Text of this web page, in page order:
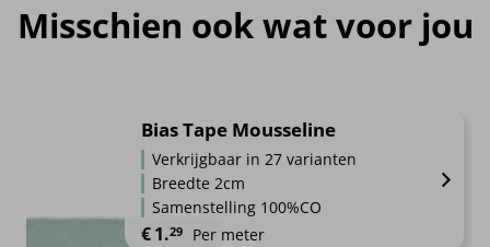
Misschien ook wat voor jou
Bias Tape Mousseline
Verkrijgbaar in 27 varianten
Breedte 2cm
Samenstelling 100%CO
€1.29 Per meter